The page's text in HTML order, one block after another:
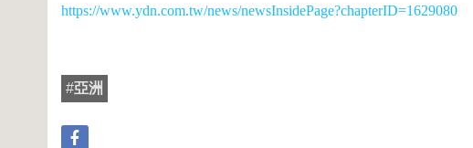
https://www.ydn.com.tw/news/newsInsidePage?chapterID=1629080
#亞洲